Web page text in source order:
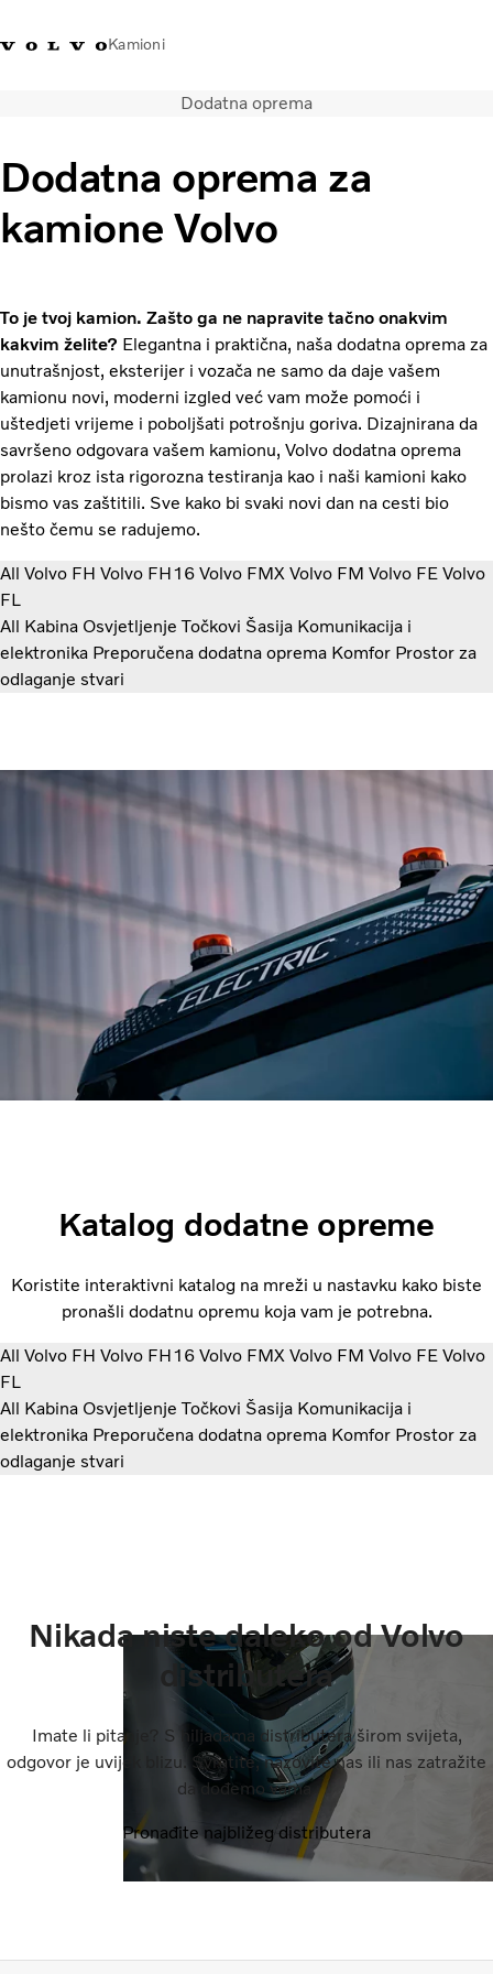
Kamioni
Prodavaonica Volvo Trucks
Kamioni
Lokator distributera
Vijesti
O nama
Volvo Truck Builder
Kontaktirajte nas
Dodatna oprema
Dodatna oprema za
kamione Volvo
To je tvoj kamion. Zašto ga ne napravite tačno onakvim
kakvim želite? Elegantna i praktična, naša dodatna oprema za
unutrašnjost, eksterijer i vozača ne samo da daje vašem
kamionu novi, moderni izgled već vam može pomoći i
uštedjeti vrijeme i poboljšati potrošnju goriva. Dizajnirana da
savršeno odgovara vašem kamionu, Volvo dodatna oprema
prolazi kroz ista rigorozna testiranja kao i naši kamioni kako
bismo vas zaštitili. Sve kako bi svaki novi dan na cesti bio
nešto čemu se radujemo.
All Volvo FH Volvo FH16 Volvo FMX Volvo FM Volvo FE Volvo
FL
All Kabina OsvjetljenjeTočkovi Šasija Komunikacija i
elektronika Preporučena dodatna oprema Komfor Prostor za
odlaganje stvari
Katalog dodatne opreme
Koristite interaktivni katalog na mreži u nastavku kako biste
pronašli dodatnu opremu koja vam je potrebna.
All Volvo FH Volvo FH16 Volvo FMX Volvo FM Volvo FE Volvo
FL
All Kabina OsvjetljenjeTočkovi Šasija Komunikacija i
elektronika Preporučena dodatna oprema Komfor Prostor za
odlaganje stvari
Nikada niste daleko od Volvo
distributera
Imate li pitanje? S hiljadama distributera širom svijeta,
odgovor je uvijek blizu. Svratite, nazovite nas ili nas zatražite
da dođemo vama.
Pronađite najbližeg distributera